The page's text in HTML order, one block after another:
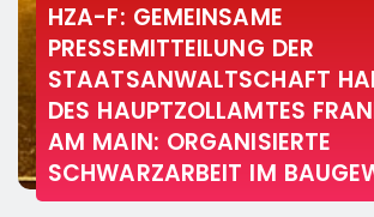
HZA-F: GEMEINSAME
PRESSEMITTEILUNG DER
STAATSANWALTSCHAFT
DES HAUPTZOLLAMTES
AM MAIN: ORGANISIERTE
SCHWARZARBEIT IM